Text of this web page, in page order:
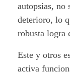
s
e
n
autopsias, no
deterioro, lo
robusta logra
Este y otros
activa